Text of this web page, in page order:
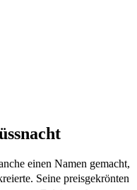
einen Namen gemacht,
Seine preisgekrönten